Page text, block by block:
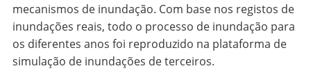
mecanismos de inundação. Com base nos registos de
inundações reais, todo o processo de inundação para
os diferentes anos foi reproduzido na plataforma de
simulação de inundações de terceiros.